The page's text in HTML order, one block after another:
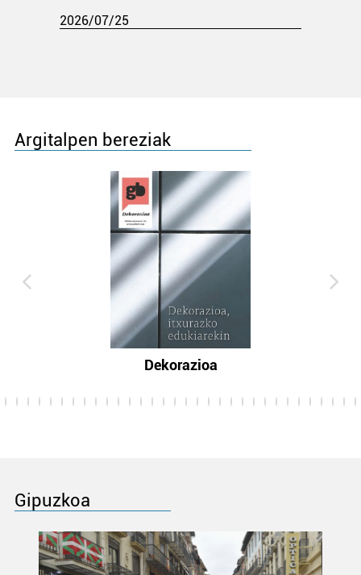
2026/07/25
Argitalpen bereziak
Dekorazioa
Gipuzkoa